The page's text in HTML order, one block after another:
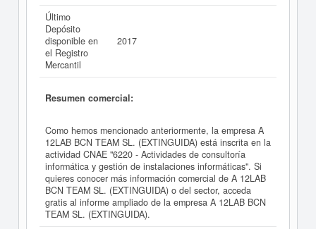
Último
Depósito
disponible en
el Registro
Mercantil
2017
Resumen comercial:
Como hemos mencionado anteriormente, la empresa A
12LAB BCN TEAM SL. (EXTINGUIDA) está inscrita en la
actividad CNAE "6220 - Actividades de consultoría
informática y gestión de instalaciones informáticas". Si
quieres conocer más información comercial de A 12LAB
BCN TEAM SL. (EXTINGUIDA) o del sector, acceda
gratis al informe ampliado de la empresa A 12LAB BCN
TEAM SL. (EXTINGUIDA).